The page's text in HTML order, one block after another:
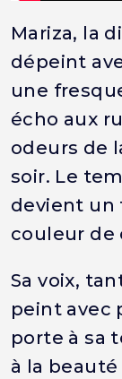
Mariza, la
dépeint
une
écho aux
odeurs de
soir. Le
devient un
couleur de
Sa voix,
peint avec
porte à sa
à la